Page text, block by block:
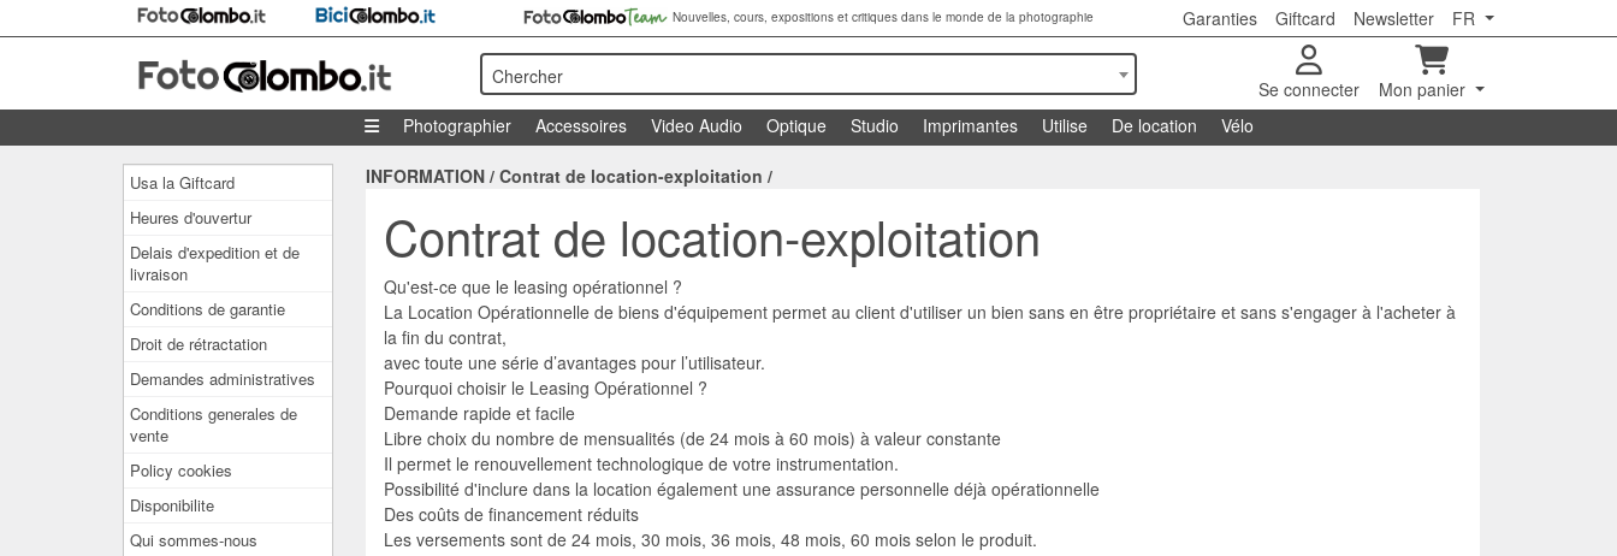
Nouvelles, cours, expositions et critiques dans le monde de la photographie Garanties Giftcard Newsletter FR
Chercher
Se connecter
Mon panier
Photographier
Accessoires Video Audio Optique Studio Imprimantes Utilise De location Vélo
Usa la Giftcard
Heures d'ouvertur
Delais d'expedition et de
livraison
Conditions de garantie
Droit de rétractation
Demandes administratives
Conditions generales de
vente
Policy cookies
Disponibilite
Qui sommes-nous
INFORMATION / Contrat de location-exploitation /
Contrat de location-exploitation
Qu'est-ce que le leasing opérationnel ?
La Location Opérationnelle de biens d'équipement permet au client d'utiliser un bien sans en être propriétaire et sans s'engager à l'acheter à
la fin du contrat,
avec toute une série d’avantages pour l’utilisateur.
Pourquoi choisir le Leasing Opérationnel ?
Demande rapide et facile
Libre choix du nombre de mensualités (de 24 mois à 60 mois) à valeur constante
Il permet le renouvellement technologique de votre instrumentation.
Possibilité d'inclure dans la location également une assurance personnelle déjà opérationnelle
Des coûts de financement réduits
Les versements sont de 24 mois, 30 mois, 36 mois, 48 mois, 60 mois selon le produit.